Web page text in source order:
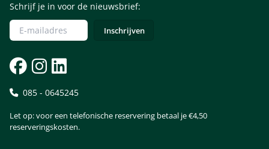
Schrijf je in voor de nieuwsbrief:
085 - 0645245
Let op: voor een telefonische reservering betaal je €4,50
reserveringskosten.